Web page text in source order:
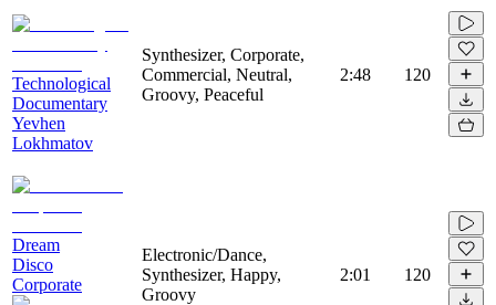
Technological
Documentary
Yevhen
Lokhmatov
Synthesizer, Corporate,
Commercial, Neutral,
Groovy, Peaceful
2:48 120
Dream
Disco
Corporate
Electronic/Dance,
Synthesizer, Happy,
Groovy
2:01 120